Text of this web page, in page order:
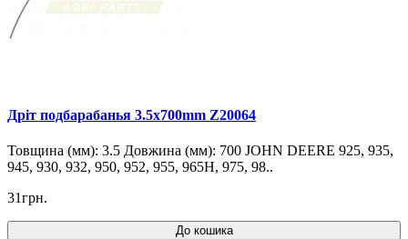
Дріт подбарабанья 3.5x700mm Z20064
Товщина (мм): 3.5 Довжина (мм): 700 JOHN DEERE 925, 935,
945, 930, 932, 950, 952, 955, 965H, 975, 98..
31грн.
До кошика